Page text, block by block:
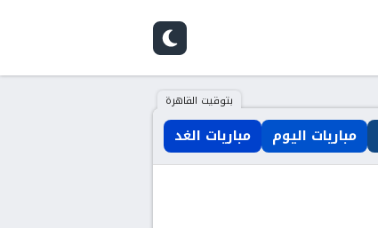
بتوقيت القاهرة
مباريات اليوم مباريات الغد